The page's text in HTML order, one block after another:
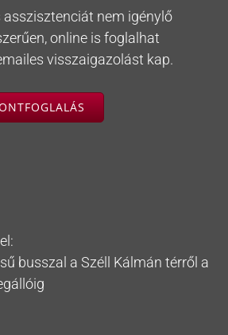
asszisztenciát nem igénylő
online is foglalhat
visszaigazolást kap.
busszal a Széll Kálmán térről a